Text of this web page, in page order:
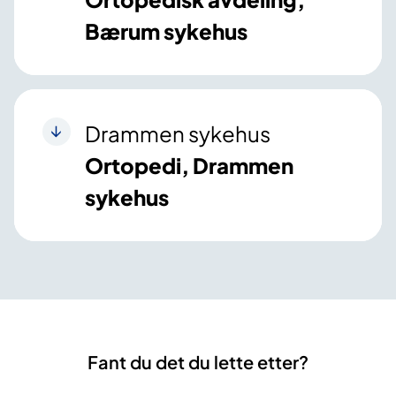
Bærum sykehus
Drammen sykehus
Ortopedi, Drammen
sykehus
Fant du det du lette etter?